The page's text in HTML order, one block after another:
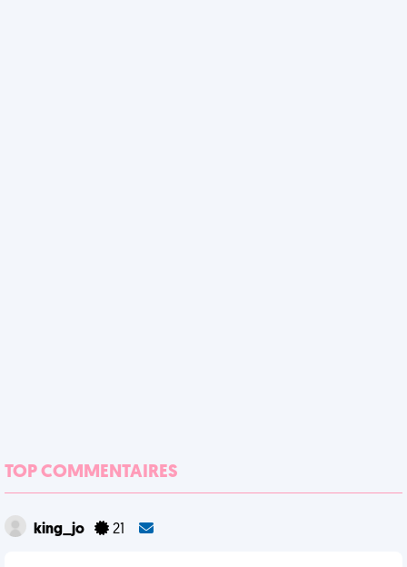
TOP COMMENTAIRES
king_jo 21